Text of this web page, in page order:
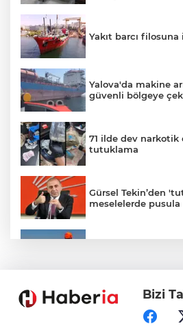
Yakıt barcı
Yalova'da makine
güvenli bölgeye
71 ilde dev narkotik
tutuklama
Gürsel Tekin’den
meselelerde pusula
Samsun’daBizi